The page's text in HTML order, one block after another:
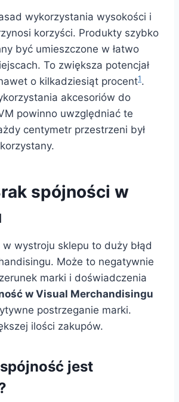
wykorzystania wysokości i
korzyści. Produkty szybko
być umieszczone w łatwo
To zwiększa potencjał
o kilkadziesiąt procent1.
akcesoriów do
powinno uwzględniać te
centymetr przestrzeni był
spójności w
wystroju sklepu to duży błąd
Może to negatywnie
marki i doświadczenia
w Visual Merchandisingu
postrzeganie marki.
ilości zakupów.
jest